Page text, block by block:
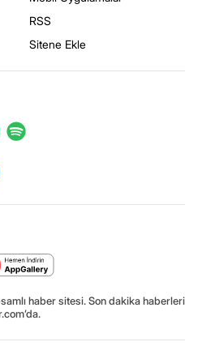
RSS
Sitene Ekle
haber sitesi. Son dakika haberleri